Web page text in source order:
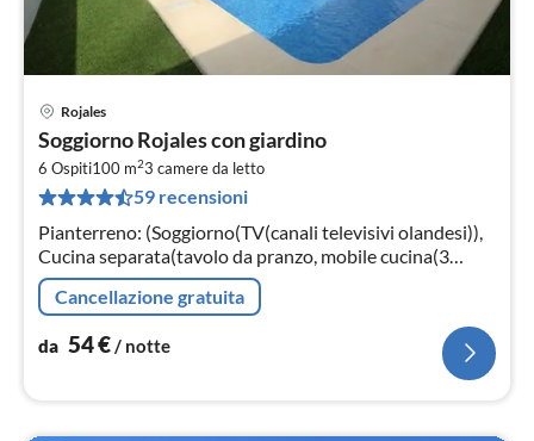
Rojales
Soggiorno Rojales con giardino
6 Ospiti100 m23 camere da letto
59 recensioni
Pianterreno: (Soggiorno(TV(canali televisivi olandesi)),
Cucina separata(tavolo da pranzo, mobile cucina(3
fuochi, induzione), caffettiera(a capsule)
Cancellazione gratuita
da 54€ / notte